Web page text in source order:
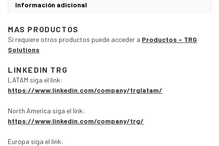
Información adicional
MAS PRODUCTOS
Si requiere otros productos puede acceder a Productos – TRG
Solutions
LINKEDIN TRG
LATAM siga el link:
https://www.linkedin.com/company/trglatam/
North America siga el link:
https://www.linkedin.com/company/trg/
Europa siga el link: